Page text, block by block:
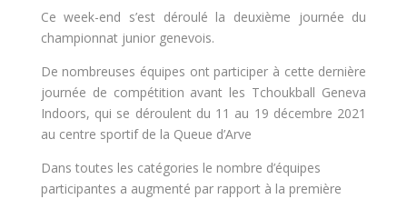
Ce week-end s’est déroulé la deuxième journée du
championnat junior genevois.
De nombreuses équipes ont participer à cette dernière
journée de compétition avant les Tchoukball Geneva
Indoors, qui se déroulent du 11 au 19 décembre 2021
au centre sportif de la Queue d’Arve
Dans toutes les catégories le nombre d’équipes
participantes a augmenté par rapport à la première